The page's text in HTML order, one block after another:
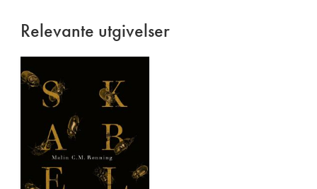
Relevante utgivelser